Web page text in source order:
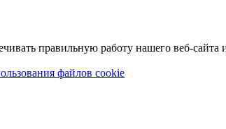
правильную работу нашего веб-сайта
файлов cookie